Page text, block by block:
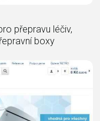
přepravu léčiv,
boxy